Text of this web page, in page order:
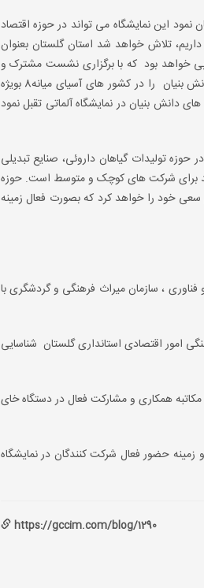
نمود این نمایشگاه می تواند در حوزه اقتصاد
با عنایت به اینکه 11 هزار واحد فناور در کشور داریم، تلاش خواهد شد استان گلستان بعنوان
خواهد بود که با برگزاری نشست مشترک و
انعقاد تفاهم نامه پل ارتباطی ایجاد و بر اساس فرصت های 2 کشور فعالیت و شرایط حضور شرکت های دانش بنیان را در کشور های آسیای میانه8 بویژه
سقف 100 میلیون تومان برای حضور شرکت های دانش بنیان در نمایشگاه آلماتی تقبل نمود
تولیدات گیاهان داروئی، صنایع تبدیلی
برای شرکت های کوچک و متوسط است. حوزه
خود را خواهد کرد که بصورت فعال زمینه
، سازمان میراث فرهنگی و گردشگری با
امور اقتصادی استانداری گلستان شناسایی
3. برای اجرائی شدن زمینه حضور فعال واحد های تولیدی و شرکت های دانش بنیان در روز شنبه 24/2/1401 مکاتبه همکاری و مشارکت فعال در دستگاه خای
زمینه حضور فعال شرکت کنندگان در نمایشگاه
https://gccim.com/blog/1290